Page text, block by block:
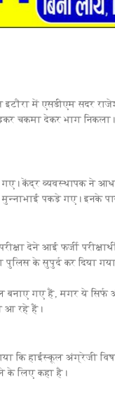
में एसडीएम सदर
चकमा देकर भाग
गए। केंद्र व्यवस्थापक ने
पकड़े गए। इनके
देने आई फर्जी
पुलिस के सुपुर्द कर दिया
गए हैं, मगर ये सिर्फ
आ रहे हैं।
कि हाईस्कूल अंग्रेजी
के लिए कहा है।